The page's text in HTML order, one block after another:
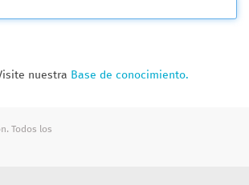
nuestra Base de conocimiento.
Todos los